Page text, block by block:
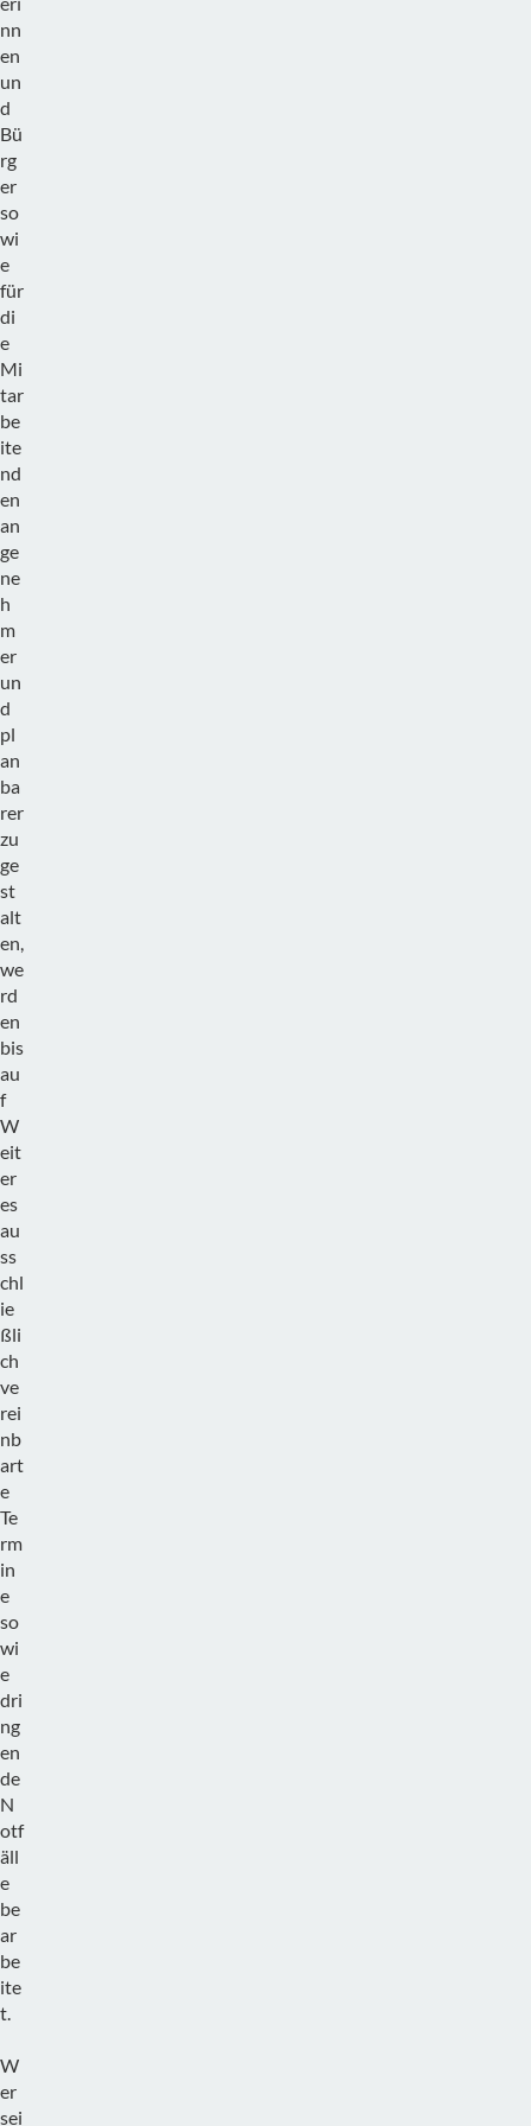
nn
en
un
d
Bü
rg
er
so
wi
e
für
di
e
Mi
tar
be
ite
nd
en
an
ge
ne
h
m
er
un
d
pl
an
ba
rer
zu
ge
st
alt
en,
we
rd
en
bis
au
f
W
eit
er
es
au
ss
chl
ie
ßli
ch
ve
rei
nb
art
e
Te
rm
in
e
so
wi
e
dri
ng
en
de
N
otf
äll
e
be
ar
be
ite
t.
W
er
sei